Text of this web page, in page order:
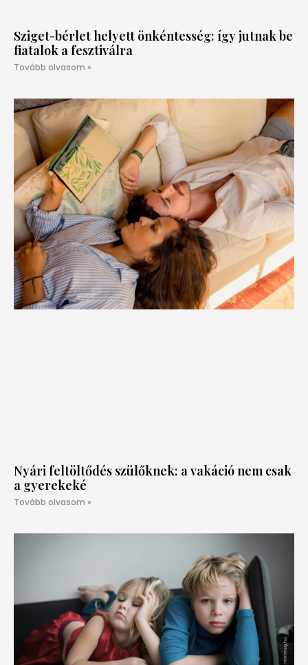
Sziget-bérlet helyett önkéntesség: így jutnak be
fiatalok a fesztiválra
Tovább olvasom »
Nyári feltöltődés szülőknek: a vakáció nem csak
a gyerekeké
Tovább olvasom »